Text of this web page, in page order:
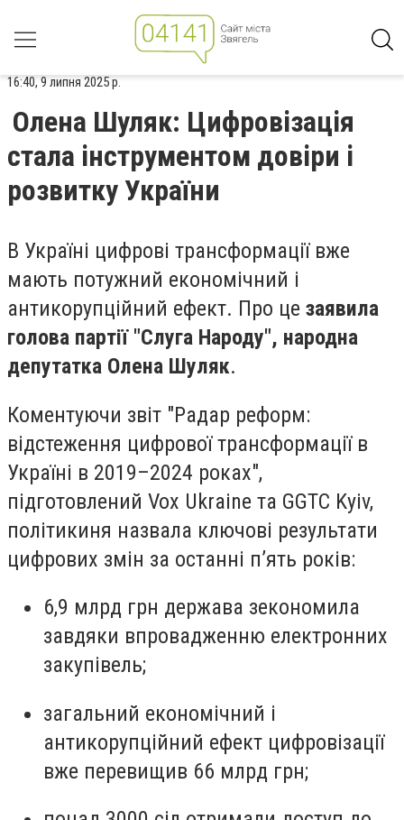
16:40, 9 липня 2025 р.
Олена Шуляк: Цифровізація
стала інструментом довіри і
розвитку України
В Україні цифрові трансформації вже
мають потужний економічний і
антикорупційний ефект. Про це заявила
голова партії "Слуга Народу", народна
депутатка Олена Шуляк.
Коментуючи звіт "Радар реформ:
відстеження цифрової трансформації в
Україні в 2019–2024 роках",
підготовлений Vox Ukraine та GGTC Kyiv,
політикиня назвала ключові результати
цифрових змін за останні п’ять років:
6,9 млрд грн держава зекономила
завдяки впровадженню електронних
закупівель;
загальний економічний і
антикорупційний ефект цифровізації
вже перевищив 66 млрд грн;